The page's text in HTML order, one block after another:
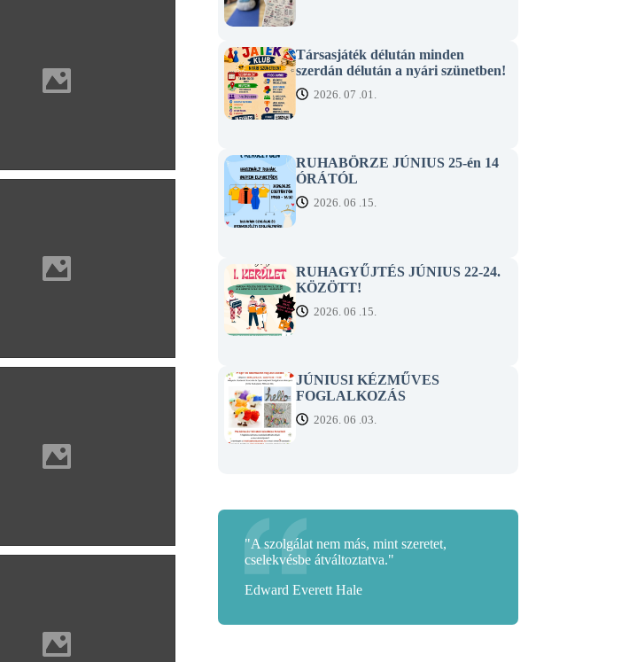
Társasjáték délután minden
szerdán délután a nyári szünetben!
2026. 07 .01.
RUHABÖRZE JÚNIUS 25-én 14
ÓRÁTÓL
2026. 06 .15.
RUHAGYŰJTÉS JÚNIUS 22-24.
KÖZÖTT!
2026. 06 .15.
JÚNIUSI KÉZMŰVES
FOGLALKOZÁS
2026. 06 .03.
"A szolgálat nem más, mint szeretet,
cselekvésbe átváltoztatva."
Edward Everett Hale